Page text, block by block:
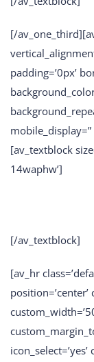
[/
padding=’0px’
mobile_display=”
[av_textblock
14waphw’]
[/av_textblock]
[av_hr